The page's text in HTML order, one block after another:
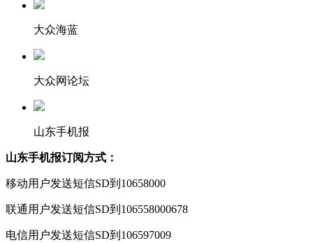
大众海蓝
大众网论坛
山东手机报
山东手机报订阅方式：
移动用户发送短信SD到10658000
联通用户发送短信SD到106558000678
电信用户发送短信SD到106597009